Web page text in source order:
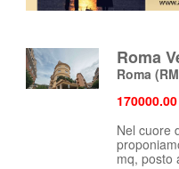
Roma
Roma
Nel cuore
mq, posto